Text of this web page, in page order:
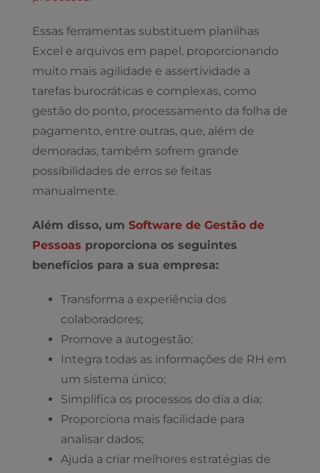
Essas ferramentas substituem planilhas
Excel e arquivos em papel, proporcionando
muito mais agilidade e assertividade a
tarefas burocráticas e complexas, como
gestão do ponto, processamento da folha de
pagamento, entre outras, que, além de
demoradas, também sofrem grande
possibilidades de erros se feitas
manualmente.
Além disso, um Software de Gestão de
Pessoas proporciona os seguintes
benefícios para a sua empresa:
Transforma a experiência dos
colaboradores;
Promove a autogestão;
Integra todas as informações de RH em
um sistema único;
Simplifica os processos do dia a dia;
Proporciona mais facilidade para
analisar dados;
Ajuda a criar melhores estratégias de